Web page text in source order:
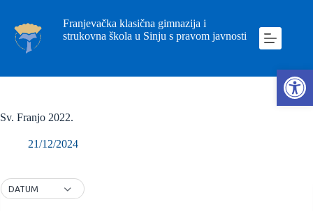
Franjevačka klasična gimnazija i
strukovna škola u Sinju s pravom javnosti
Sv. Franjo 2022.
21/12/2024
DATUM